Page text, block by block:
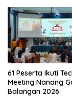
61 Peserta Ikuti
Meeting Nanang
Balangan 2026